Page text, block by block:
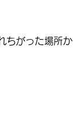
ちがった場所か